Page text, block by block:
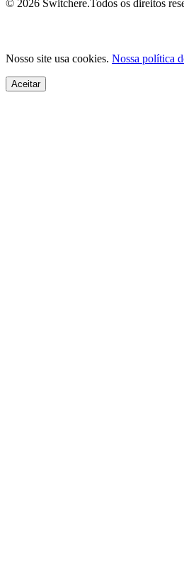
© 2026 Switchere.Todos os direitos
Nosso site usa cookies. Nossa política
Aceitar